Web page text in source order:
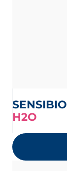
SENSIBIO
H2O